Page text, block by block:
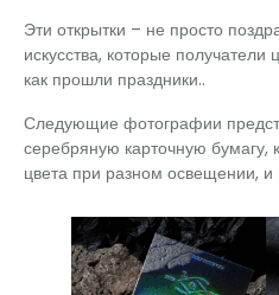
Эти открытки – не просто
искусства, которые
как прошли праздники..
Следующие фотографии
серебряную карточную бумагу,
цвета при разном освещении, и